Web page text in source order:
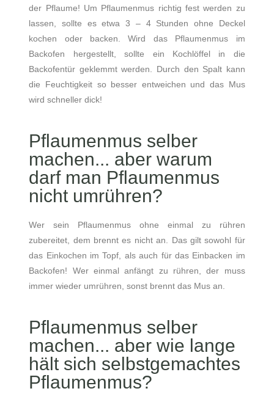
der Pflaume! Um Pflaumenmus richtig fest werden zu
lassen, sollte es etwa 3 – 4 Stunden ohne Deckel
kochen oder backen. Wird das Pflaumenmus im
Backofen hergestellt, sollte ein Kochlöffel in die
Backofentür geklemmt werden. Durch den Spalt kann
die Feuchtigkeit so besser entweichen und das Mus
wird schneller dick!
Pflaumenmus selber
machen... aber warum
darf man Pflaumenmus
nicht umrühren?
Wer sein Pflaumenmus ohne einmal zu rühren
zubereitet, dem brennt es nicht an. Das gilt sowohl für
das Einkochen im Topf, als auch für das Einbacken im
Backofen! Wer einmal anfängt zu rühren, der muss
immer wieder umrühren, sonst brennt das Mus an.
Pflaumenmus selber
machen... aber wie lange
hält sich selbstgemachtes
Pflaumenmus?